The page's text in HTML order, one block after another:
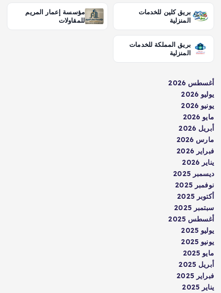
بريق كلين للخدمات
المنزلية
مؤسسة إعمار المريم
للمقاولات
بريق المملكة للخدمات
المنزلية
أغسطس 2026
يوليو 2026
يونيو 2026
مايو 2026
أبريل 2026
مارس 2026
فبراير 2026
يناير 2026
ديسمبر 2025
نوفمبر 2025
أكتوبر 2025
سبتمبر 2025
أغسطس 2025
يوليو 2025
يونيو 2025
مايو 2025
أبريل 2025
فبراير 2025
يناير 2025